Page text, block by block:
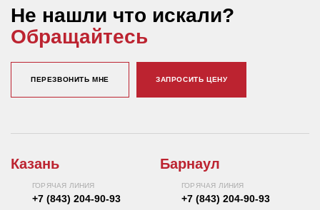
Не нашли что искали?
Обращайтесь
ПЕРЕЗВОНИТЬ МНЕ ЗАПРОСИТЬ ЦЕНУ
Казань
ГОРЯЧАЯ ЛИНИЯ
+7 (843) 204-90-93
Барнаул
ГОРЯЧАЯ ЛИНИЯ
+7 (843) 204-90-93